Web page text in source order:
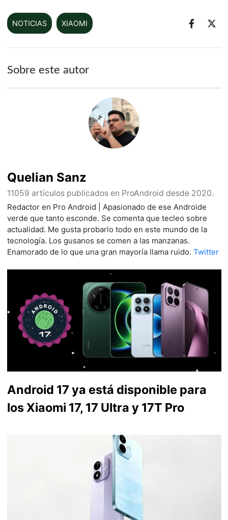
NOTICIAS XIAOMI
Sobre este autor
Quelian Sanz
11059 artículos publicados en ProAndroid desde 2020.
Redactor en Pro Android | Apasionado de ese Androide
verde que tanto esconde. Se comenta que tecleo sobre
actualidad. Me gusta probarlo todo en este mundo de la
tecnología. Los gusanos se comen a las manzanas.
Enamorado de lo que una gran mayoría llama ruido. Twitter
Android 17 ya está disponible para
los Xiaomi 17, 17 Ultra y 17T Pro